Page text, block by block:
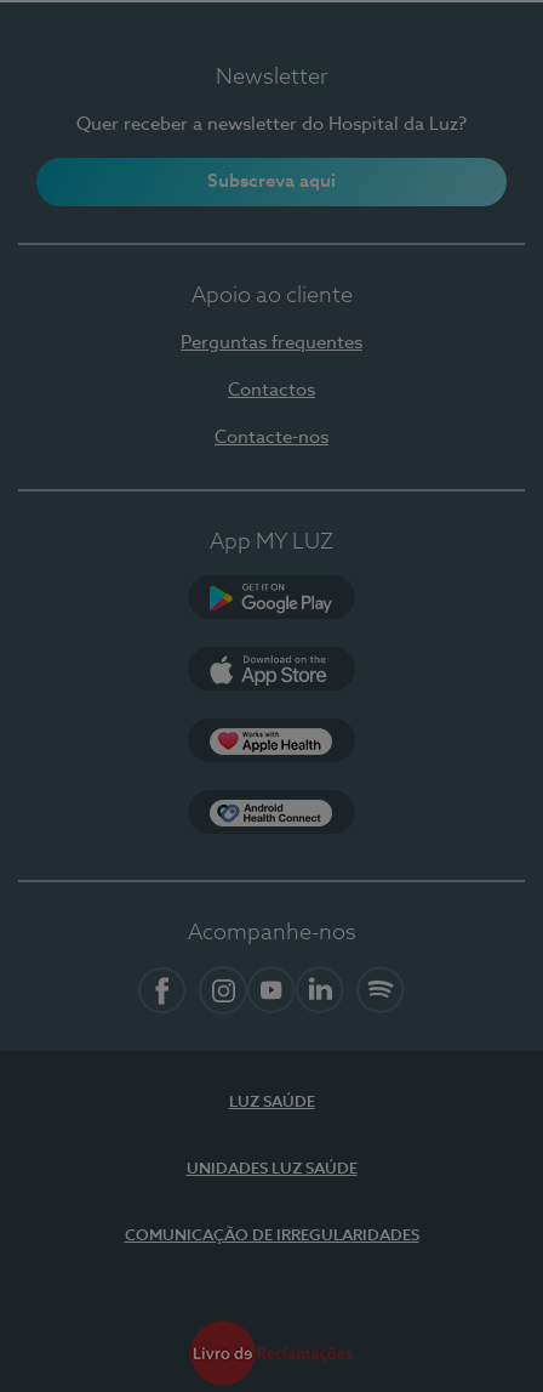
Newsletter
Quer receber a newsletter do Hospital da Luz?
Subscreva aqui
Apoio ao cliente
Perguntas frequentes
Contactos
Contacte-nos
App MY LUZ
Acompanhe-nos
LUZ SAÚDE
UNIDADES LUZ SAÚDE
COMUNICAÇÃO DE IRREGULARIDADES